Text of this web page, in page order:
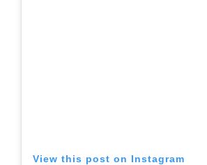
View this post on Instagram